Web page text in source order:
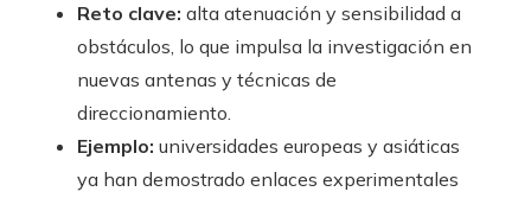
Reto clave: alta atenuación y sensibilidad a
obstáculos, lo que impulsa la investigación en
nuevas antenas y técnicas de
direccionamiento.
Ejemplo: universidades europeas y asiáticas
ya han demostrado enlaces experimentales